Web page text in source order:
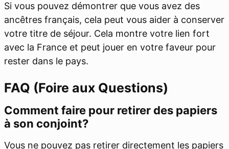
Si vous pouvez démontrer que vous avez des
ancêtres français, cela peut vous aider à conserver
votre titre de séjour. Cela montre votre lien fort
avec la France et peut jouer en votre faveur pour
rester dans le pays.
FAQ (Foire aux Questions)
Comment faire pour retirer des papiers
à son conjoint?
Vous ne pouvez pas retirer directement les papiers